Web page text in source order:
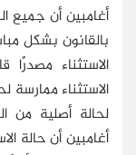
أغامبين أن جميع
بالقانون بشكل
الاستثناء مصدرًا
الاستثناء ممارسة
لحالة أصلية من
أغامبين أن حالة